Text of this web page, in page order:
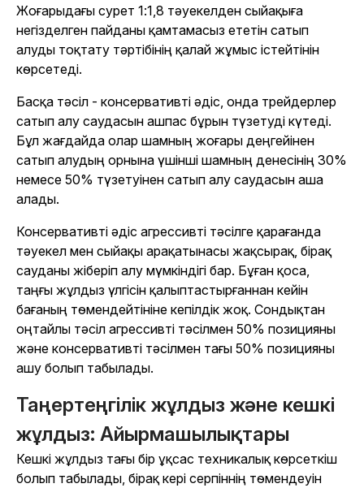
Жоғарыдағы сурет 1:1,8 тәуекелден сыйақыға
негізделген пайданы қамтамасыз ететін сатып
алуды тоқтату тәртібінің қалай жұмыс істейтінін
көрсетеді.
Басқа тәсіл - консервативті әдіс, онда трейдерлер
сатып алу саудасын ашпас бұрын түзетуді күтеді.
Бұл жағдайда олар шамның жоғары деңгейінен
сатып алудың орнына үшінші шамның денесінің 30%
немесе 50% түзетуінен сатып алу саудасын аша
алады.
Консервативті әдіс агрессивті тәсілге қарағанда
тәуекел мен сыйақы арақатынасы жақсырақ, бірақ
сауданы жіберіп алу мүмкіндігі бар. Бұған қоса,
таңғы жұлдыз үлгісін қалыптастырғаннан кейін
бағаның төмендейтініне кепілдік жоқ. Сондықтан
оңтайлы тәсіл агрессивті тәсілмен 50% позицияны
және консервативті тәсілмен тағы 50% позицияны
ашу болып табылады.
Таңертеңгілік жұлдыз және кешкі
жұлдыз: Айырмашылықтары
Кешкі жұлдыз тағы бір ұқсас техникалық көрсеткіш
болып табылады, бірақ кері серпіннің төмендеуін